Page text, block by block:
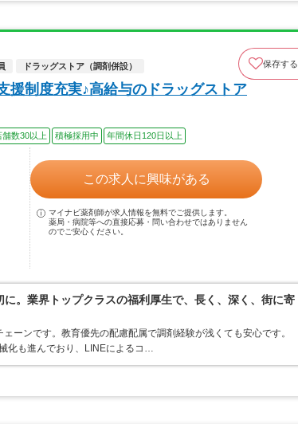
ドラッグストア（調剤併設） 保存する
援制度充実♪高給与のドラッグストア
舗数30以上 積極採用中 年間休日120日以上
この求人に興味がある
マイナビ薬剤師が求人情報を無料でご提供します。
薬局・病院等への直接応募・問い合わせではありません
のでご安心ください。
。業界トップクラスの福利厚生で、長く、深く、街に寄
ーンです。教育優先の配慮配属で調剤経験が浅くても安心です。
化も進んでおり、LINEによるコ…